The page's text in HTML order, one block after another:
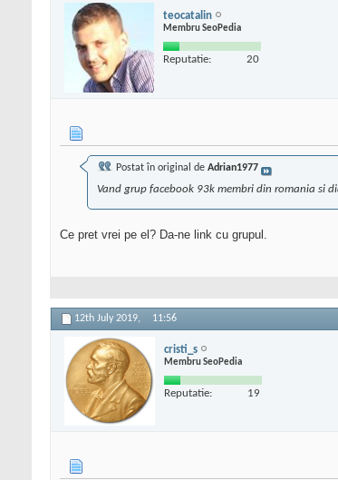
teocatalin
Membru SeoPedia
Reputatie: 20
Postat în original de Adrian1977
Vand grup facebook 93k membri din romania si
Ce pret vrei pe el? Da-ne link cu grupul.
12th July 2019, 11:56
cristi_s
Membru SeoPedia
Reputatie: 19